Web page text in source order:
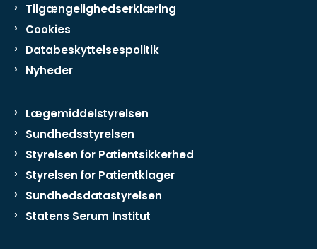
Tilgængelighedserklæring
Cookies
Databeskyttelsespolitik
Nyheder
Lægemiddelstyrelsen
Sundhedsstyrelsen
Styrelsen for Patientsikkerhed
Styrelsen for Patientklager
Sundhedsdatastyrelsen
Statens Serum Institut